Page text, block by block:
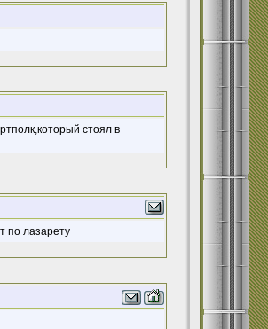
стоял в
по лазарету